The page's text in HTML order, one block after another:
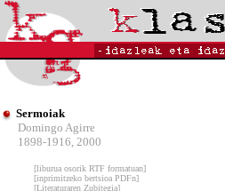
Sermoiak
Domingo Agirre
1898-1916, 2000
[liburua osorik RTF formatuan]
[inprimitzeko bertsioa PDFn]
[Literaturaren Zubitegia]